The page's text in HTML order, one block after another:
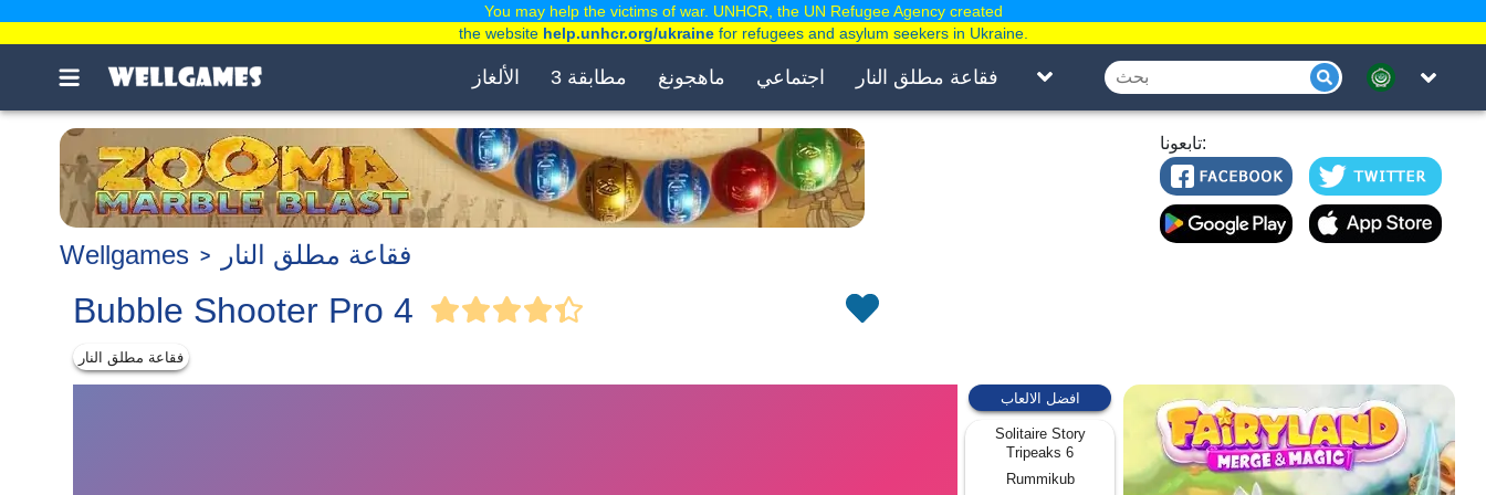
الألغاز مطابقة 3 ماهجونغ اجتماعي فقاعة مطلق النار
تابعونا:
Wellgames فقاعة مطلق النار
Bubble Shooter Pro 4
فقاعة مطلق النار
افضل الالعاب
Solitaire Story
Tripeaks 6
Rummikub
You may help the victims of war. UNHCR, the UN Refugee Agency created
the website help.unhcr.org/ukrainefor refugees and asylum seekers in Ukraine.